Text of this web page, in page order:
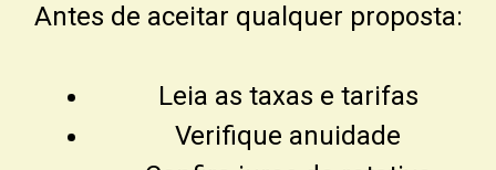
Antes de aceitar qualquer proposta:
Leia as taxas e tarifas
Verifique anuidade